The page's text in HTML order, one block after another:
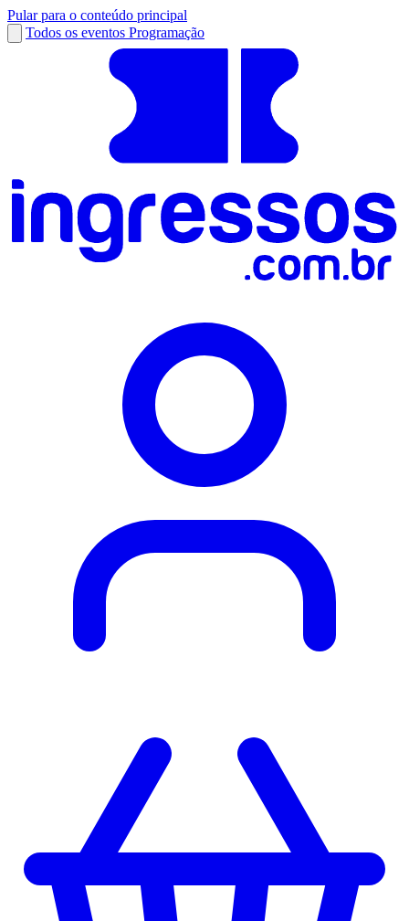
Pular para o conteúdo principal
Todos os eventos Programação